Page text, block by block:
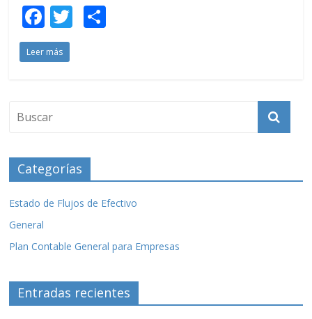
F
ac
e
o
k
T
Leer más
Categorías
Estado de Flujos de Efectivo
General
Plan Contable General para Empresas
Entradas recientes